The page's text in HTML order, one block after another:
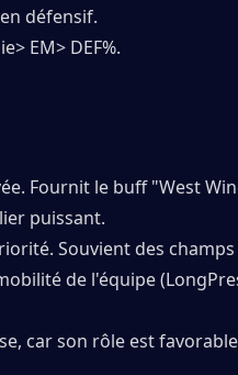
défensif.
EM> DEF%.
Fournit le buff "West
puissant.
Souvient des champs
de l'équipe
car son rôle est